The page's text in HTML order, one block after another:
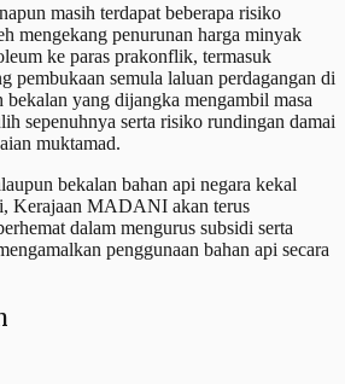
masih terdapat beberapa risiko
mengekang penurunan harga minyak
ke paras prakonflik, termasuk
pembukaan semula laluan perdagangan di
bekalan yang dijangka mengambil masa
sepenuhnya serta risiko rundingan damai
muktamad.
bekalan bahan api negara kekal
Kerajaan MADANI akan terus
dalam mengurus subsidi serta
penggunaan bahan api secara